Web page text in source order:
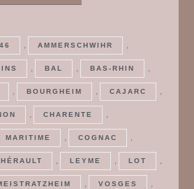
46 , AMMERSCHWIHR ,
, BAL , BAS-RHIN ,
, BOURGHEIM , CAJARC ,
, CHARENTE ,
MARITIME , COGNAC ,
HÉRAULT , LEYME , LOT ,
, VOSGES ,